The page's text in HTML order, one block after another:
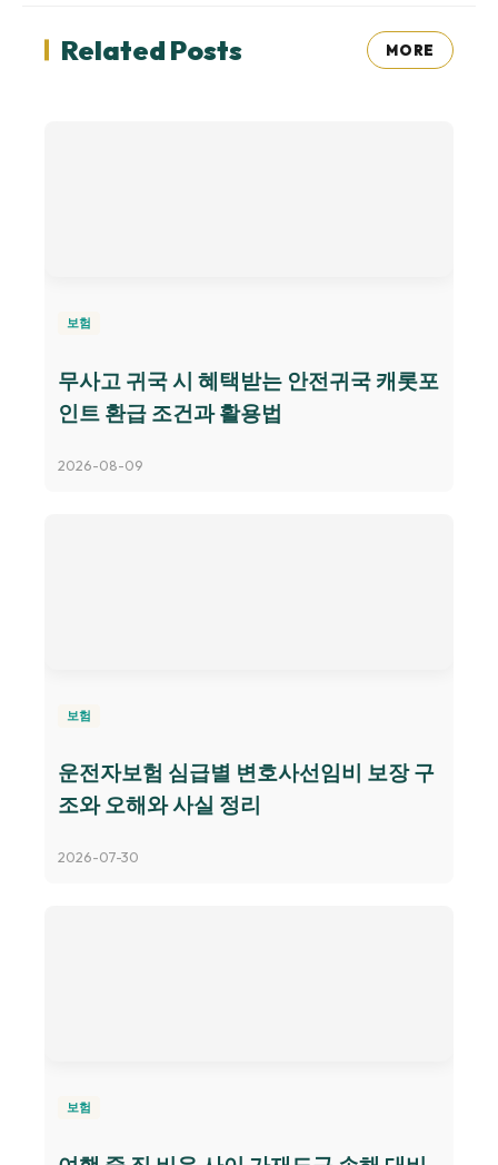
Related Posts MORE
보험
무사고 귀국 시 혜택받는 안전귀국 캐롯포
인트 환급 조건과 활용법
2026-08-09
보험
운전자보험 심급별 변호사선임비 보장 구
조와 오해와 사실 정리
2026-07-30
보험